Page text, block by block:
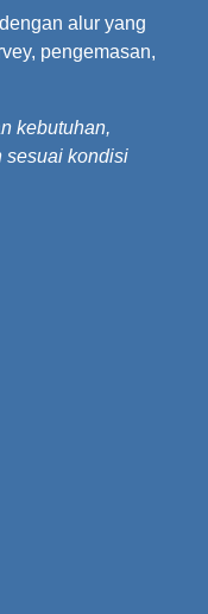
alur yang
pengemasan,
kebutuhan,
sesuai kondisi